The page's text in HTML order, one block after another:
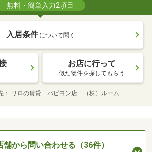
無料・簡単入力2項目
入居条件 について聞く
お店に行って
似た物件を探してもらう
リロの賃貸 パピヨン店 （株）ルーム
舗から問い合わせる（36件）